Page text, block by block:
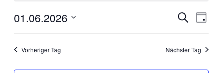
Suche
Tag
01.06.2026
Vorheriger Tag
Nächster Tag